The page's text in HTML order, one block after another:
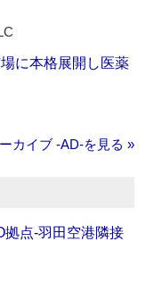
に本格展開し医薬
カイブ ‐AD‐を見る »
拠点‐羽田空港隣接